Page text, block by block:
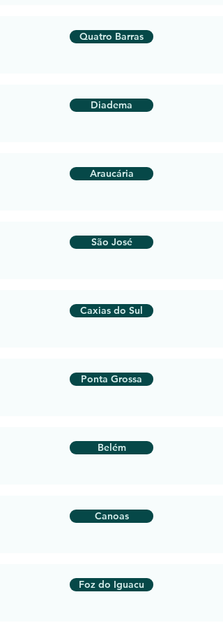
Quatro Barras
Diadema
Araucária
São José
Caxias do Sul
Ponta Grossa
Belém
Canoas
Foz do Iguacu